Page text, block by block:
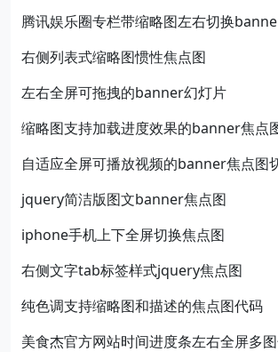
腾讯娱乐圈专栏带缩略图左右切换
右侧列表式缩略图惯性焦点图
左右全屏可拖拽的banner幻灯片
缩略图支持加载进度效果的banner焦点
自适应全屏可播放视频的banner焦点图
jquery简洁版图文banner焦点图
iphone手机上下全屏切换焦点图
右侧文字tab标签样式jquery焦点图
纯色调支持缩略图和描述的焦点图代码
美食杰官方网站时间进度条左右全屏多